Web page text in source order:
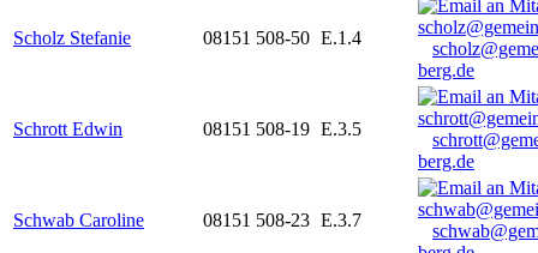
Scholz Stefanie 08151 508-50 E.1.4
berg.de
Schrott Edwin 08151 508-19 E.3.5
berg.de
Schwab Caroline 08151 508-23 E.3.7